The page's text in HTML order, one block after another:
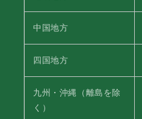
中国地方
四国地方
九州・沖縄（離島を除
く）